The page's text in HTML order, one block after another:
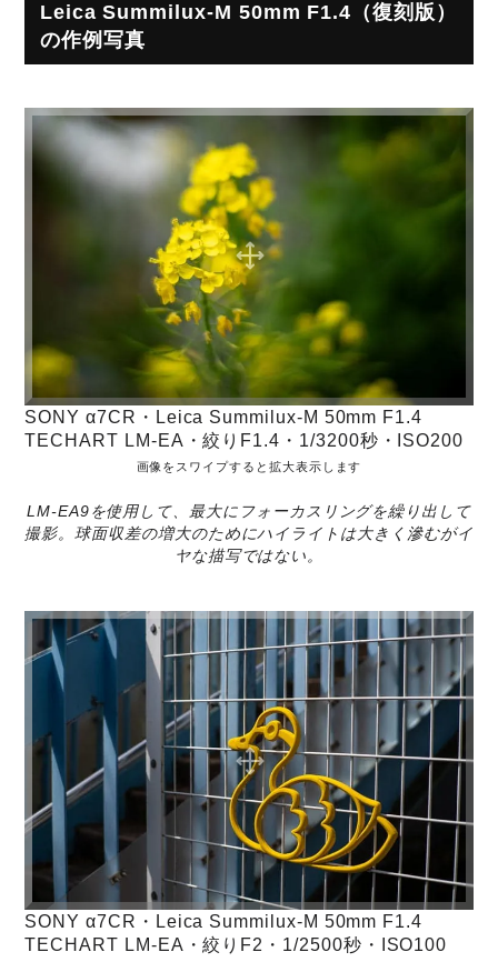
Leica Summilux-M 50mm F1.4（復刻版）
の作例写真
SONY α7CR・Leica Summilux-M 50mm F1.4
TECHART LM-EA・絞りF1.4・1/3200秒・ISO200
画像をスワイプすると拡大表示します
LM-EA9を使用して、最大にフォーカスリングを繰り出して
撮影。球面収差の増大のためにハイライトは大きく滲むがイ
ヤな描写ではない。
SONY α7CR・Leica Summilux-M 50mm F1.4
TECHART LM-EA・絞りF2・1/2500秒・ISO100